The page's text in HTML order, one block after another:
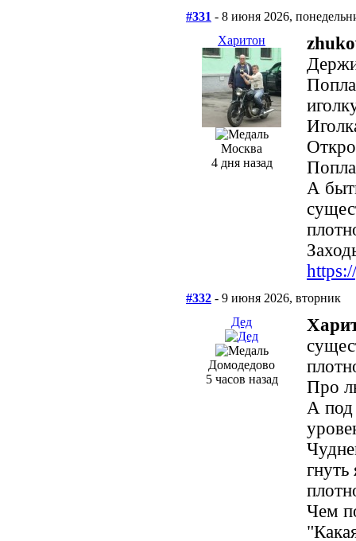
#331 - 8 июня 2026,
Харитон
Москва
4 дня назад
А
#332 - 9 июня 2026, вторник
Дед
Домодедово
5 часов назад
Про
А под
Чем